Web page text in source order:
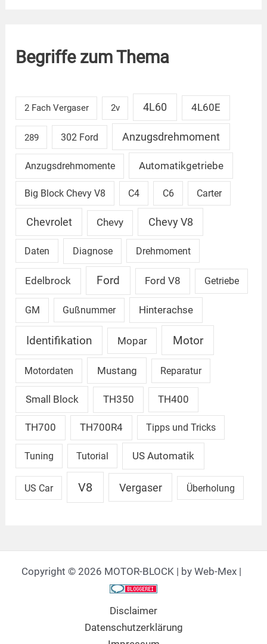
Begriffe zum Thema
2 Fach Vergaser 2v 4L60 4L60E
289 302 Ford Anzugsdrehmoment
Anzugsdrehmomente Automatikgetriebe
Big Block Chevy V8 C4 C6 Carter
Chevrolet Chevy Chevy V8
Daten Diagnose Drehmoment
Edelbrock Ford Ford V8 Getriebe
GM Gußnummer Hinterachse
Identifikation Mopar Motor
Motordaten Mustang Reparatur
Small Block TH350 TH400
TH700 TH700R4 Tipps und Tricks
Tuning Tutorial US Automatik
US Car V8 Vergaser Überholung
Copyright © 2026 MOTOR-BLOCK | by Web-Mex |
Disclaimer
Datenschutzerklärung